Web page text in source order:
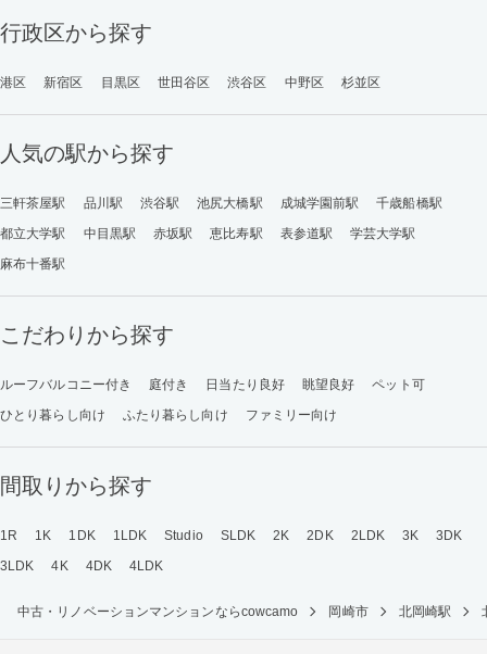
行政区から探す
港区 新宿区 目黒区 世田谷区 渋谷区 中野区 杉並区
人気の駅から探す
三軒茶屋駅 品川駅 渋谷駅 池尻大橋駅 成城学園前駅
千歳船橋駅
都立大学駅
中目黒駅 赤坂駅 恵比寿駅 表参道駅
学芸大学駅
麻布十番駅
こだわりから探す
ルーフバルコニー付き 庭付き 日当たり良好 眺望良好
ペット可
ひとり暮らし向け
ふたり暮らし向け ファミリー向け
間取りから探す
1R 1K 1DK 1LDK Studio SLDK 2K 2DK 2LDK 3K
3DK
3LDK
4K 4DK 4LDK
中古・リノベーションマンションならcowcamo 岡崎市 北岡崎駅